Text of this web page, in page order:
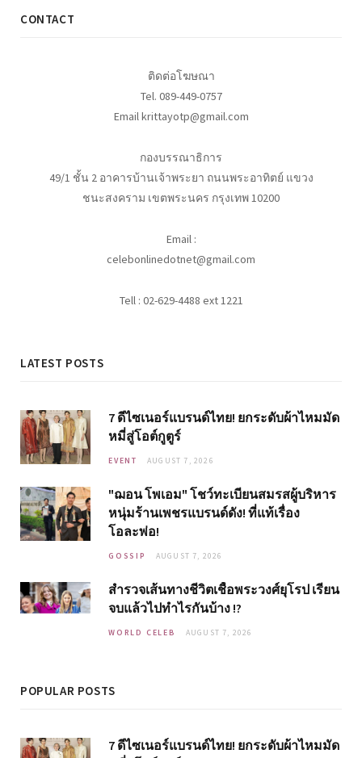
CONTACT
ติดต่อโฆษณา
Tel. 089-449-0757
Email krittayotp@gmail.com
กองบรรณาธิการ
49/1 ชั้น 2 อาคารบ้านเจ้าพระยา ถนนพระอาทิตย์ แขวง
ชนะสงคราม เขตพระนคร กรุงเทพ 10200
Email :
celebonlinedotnet@gmail.com
Tell : 02-629-4488 ext 1221
LATEST POSTS
7 ดีไซเนอร์แบรนด์ไทย! ยกระดับผ้าไหมมัด
หมี่สู่โอต์กูตูร์
EVENT AUGUST 7, 2026
"ฌอน โพเอม" โชว์ทะเบียนสมรสผู้บริหาร
หนุ่มร้านเพชรแบรนด์ดัง! ที่แท้เรื่อง
โอละพ่อ!
GOSSIP AUGUST 7, 2026
สำรวจเส้นทางชีวิตเชื้อพระวงศ์ยุโรป เรียน
จบแล้วไปทำไรกันบ้าง !?
WORLD CELEB AUGUST 7, 2026
POPULAR POSTS
7 ดีไซเนอร์แบรนด์ไทย! ยกระดับผ้าไหมมัด